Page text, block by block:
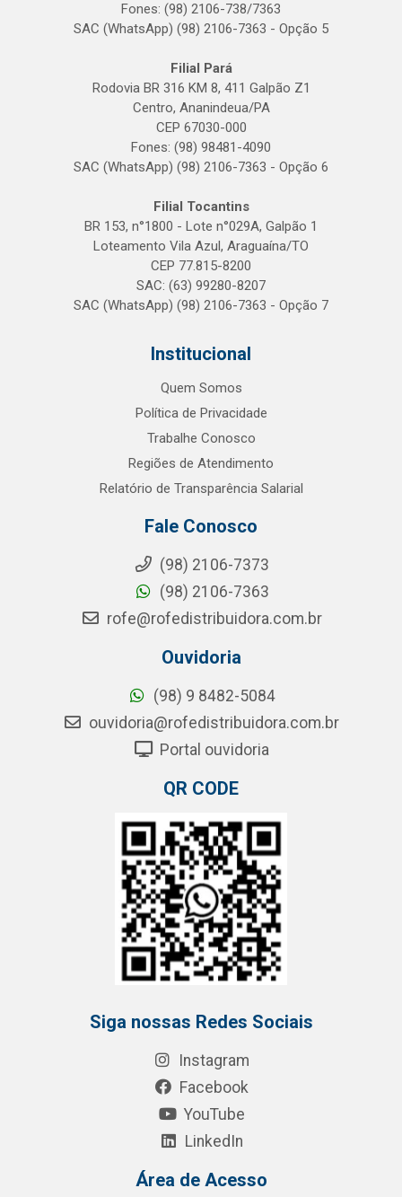
Fones: (98) 2106-738/7363
SAC (WhatsApp) (98) 2106-7363 - Opção 5
Filial Pará
Rodovia BR 316 KM 8, 411 Galpão Z1
Centro, Ananindeua/PA
CEP 67030-000
Fones: (98) 98481-4090
SAC (WhatsApp) (98) 2106-7363 - Opção 6
Filial Tocantins
BR 153, n°1800 - Lote n°029A, Galpão 1
Loteamento Vila Azul, Araguaína/TO
CEP 77.815-8200
SAC: (63) 99280-8207
SAC (WhatsApp) (98) 2106-7363 - Opção 7
Institucional
Quem Somos
Política de Privacidade
Trabalhe Conosco
Regiões de Atendimento
Relatório de Transparência Salarial
Fale Conosco
(98) 2106-7373
(98) 2106-7363
rofe@rofedistribuidora.com.br
Ouvidoria
(98) 9 8482-5084
ouvidoria@rofedistribuidora.com.br
Portal ouvidoria
QR CODE
Siga nossas Redes Sociais
Instagram
Facebook
YouTube
LinkedIn
Área de Acesso